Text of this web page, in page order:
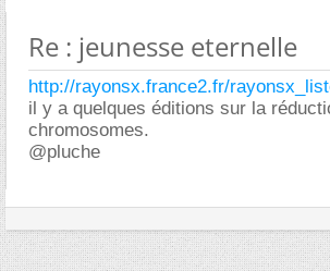
Re : jeunesse eternelle
http://rayonsx.france2.fr/
il y a quelques éditions sur la
chromosomes.
@pluche